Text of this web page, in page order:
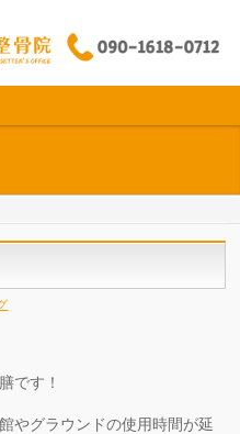
です！
やグラウンドの使用時間が延